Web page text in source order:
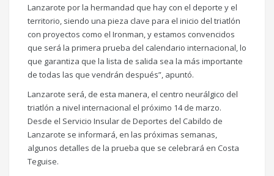
Lanzarote por la hermandad que hay con el deporte y el
territorio, siendo una pieza clave para el inicio del triatlón
con proyectos como el Ironman, y estamos convencidos
que será la primera prueba del calendario internacional, lo
que garantiza que la lista de salida sea la más importante
de todas las que vendrán después”, apuntó.
Lanzarote será, de esta manera, el centro neurálgico del
triatlón a nivel internacional el próximo 14 de marzo.
Desde el Servicio Insular de Deportes del Cabildo de
Lanzarote se informará, en las próximas semanas,
algunos detalles de la prueba que se celebrará en Costa
Teguise.